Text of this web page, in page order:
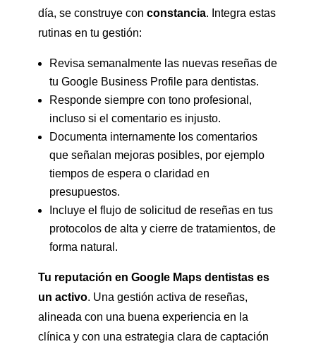
día, se construye con constancia. Integra estas
rutinas en tu gestión:
Revisa semanalmente las nuevas reseñas de
tu Google Business Profile para dentistas.
Responde siempre con tono profesional,
incluso si el comentario es injusto.
Documenta internamente los comentarios
que señalan mejoras posibles, por ejemplo
tiempos de espera o claridad en
presupuestos.
Incluye el flujo de solicitud de reseñas en tus
protocolos de alta y cierre de tratamientos, de
forma natural.
Tu reputación en Google Maps dentistas es
un activo. Una gestión activa de reseñas,
alineada con una buena experiencia en la
clínica y con una estrategia clara de captación